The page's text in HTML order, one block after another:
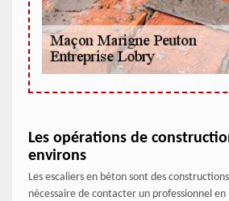
Les opérations de
environs
Les escaliers en béton sont des
nécessaire de contacter un professionnel